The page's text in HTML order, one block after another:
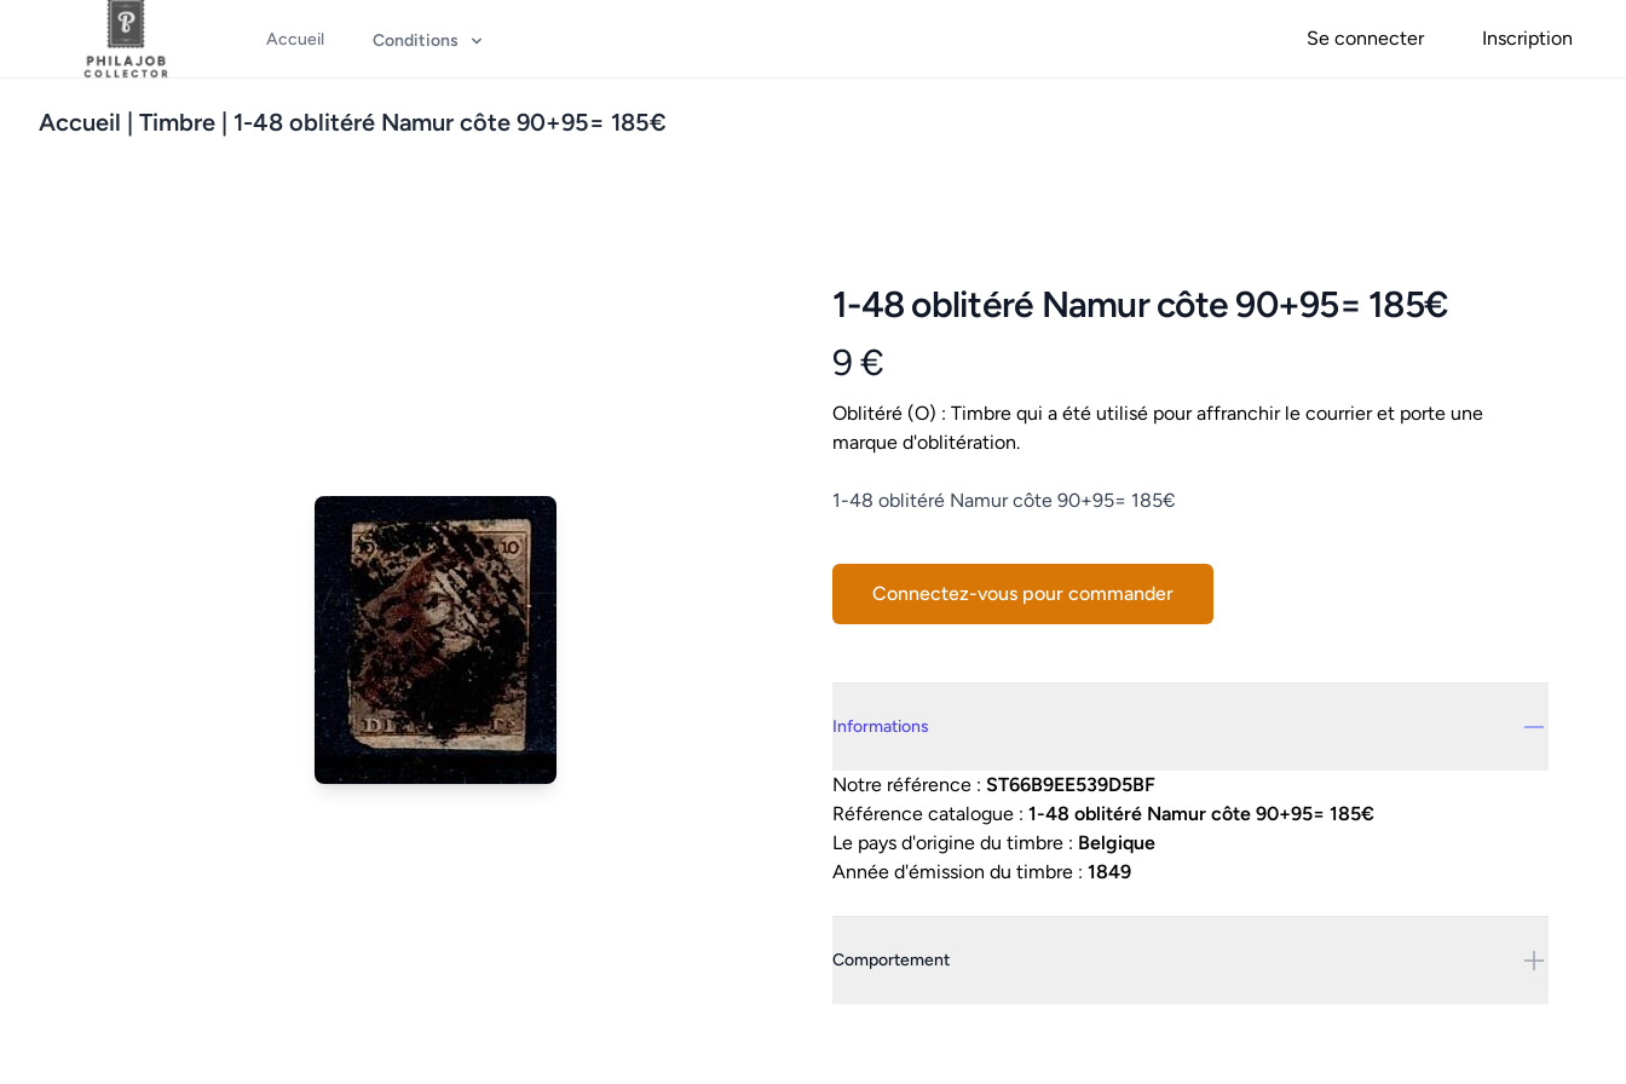
Accueil Conditions Se connecter Inscription
Accueil | Timbre | 1-48 oblitéré Namur côte 90+95= 185€
1-48 oblitéré Namur côte 90+95= 185€
Product information
9 €
Conditions
Oblitéré (O) : Timbre qui a été utilisé pour affranchir le courrier et porte une
marque d'oblitération.
Description
1-48 oblitéré Namur côte 90+95= 185€
Connectez-vous pour commander
Informations
Notre référence : ST66B9EE539D5BF
Référence catalogue : 1-48 oblitéré Namur côte 90+95= 185€
Le pays d'origine du timbre : Belgique
Année d'émission du timbre : 1849
Comportement